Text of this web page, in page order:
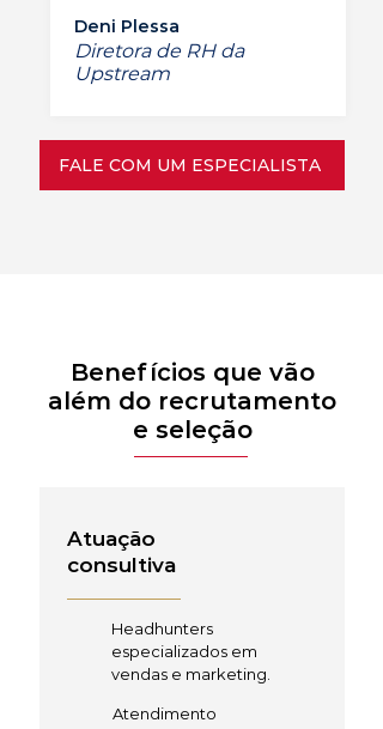
Deni Plessa
Diretora de RH da
Upstream
FALE COM UM ESPECIALISTA
Benefícios que vão
além do recrutamento
e seleção
Atuação
consultiva
Headhunters
especializados em
vendas e marketing.
Atendimento